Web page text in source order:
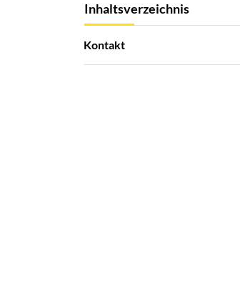
Inhaltsverzeichnis
Kontakt